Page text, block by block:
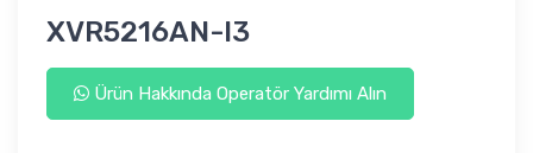
XVR5216AN-I3
Ürün Hakkında Operatör Yardımı Alın